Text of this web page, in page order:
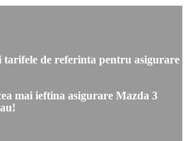
tarifele de referinta pentru asigurare
mai ieftina asigurare Mazda 3